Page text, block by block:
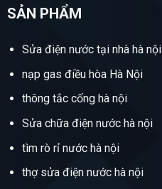
SẢN PHẨM
Sửa điện nước tại nhà hà nội
nạp gas điều hòa Hà Nội
thông tắc cống hà nội
Sửa chữa điện nước hà nội
tìm rò rỉ nước hà nội
thợ sửa điện nước hà nội